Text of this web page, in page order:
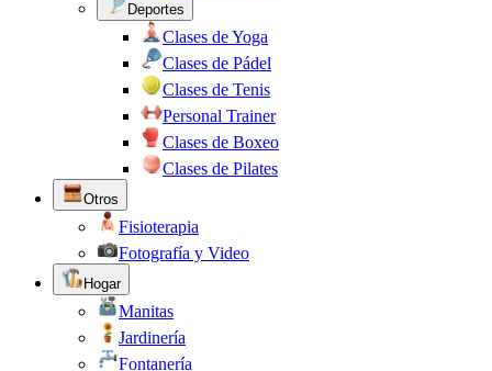
Deportes
Clases de Yoga
Clases de Pádel
Clases de Tenis
Personal Trainer
Clases de Boxeo
Clases de Pilates
Otros
Fisioterapia
Fotografía y Video
Hogar
Manitas
Jardinería
Fontanería